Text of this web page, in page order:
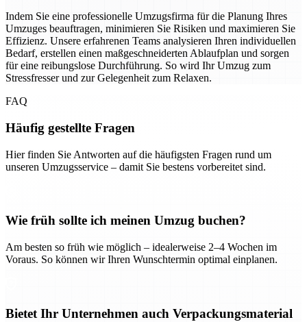
Indem Sie eine professionelle Umzugsfirma für die Planung Ihres
Umzuges beauftragen, minimieren Sie Risiken und maximieren Sie
Effizienz. Unsere erfahrenen Teams analysieren Ihren individuellen
Bedarf, erstellen einen maßgeschneiderten Ablaufplan und sorgen
für eine reibungslose Durchführung. So wird Ihr Umzug zum
Stressfresser und zur Gelegenheit zum Relaxen.
FAQ
Häufig gestellte Fragen
Hier finden Sie Antworten auf die häufigsten Fragen rund um
unseren Umzugsservice – damit Sie bestens vorbereitet sind.
Wie früh sollte ich meinen Umzug buchen?
Am besten so früh wie möglich – idealerweise 2–4 Wochen im
Voraus. So können wir Ihren Wunschtermin optimal einplanen.
Bietet Ihr Unternehmen auch Verpackungsmaterial